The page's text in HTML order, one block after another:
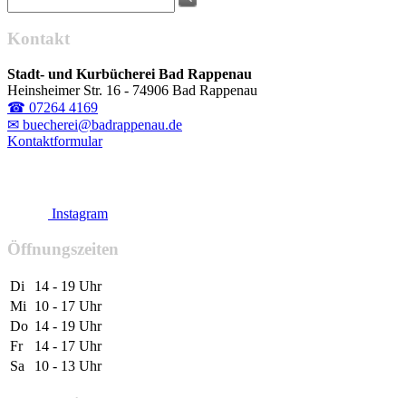
Kontakt
Stadt- und Kurbücherei Bad Rappenau
Heinsheimer Str. 16 - 74906 Bad Rappenau
☎ 07264 4169
✉ buecherei@badrappenau.de
Kontaktformular
Instagram
Öffnungszeiten
Di
14 - 19 Uhr
Mi
10 - 17 Uhr
Do 14 - 19 Uhr
Fr
14 - 17 Uhr
Sa
10 - 13 Uhr